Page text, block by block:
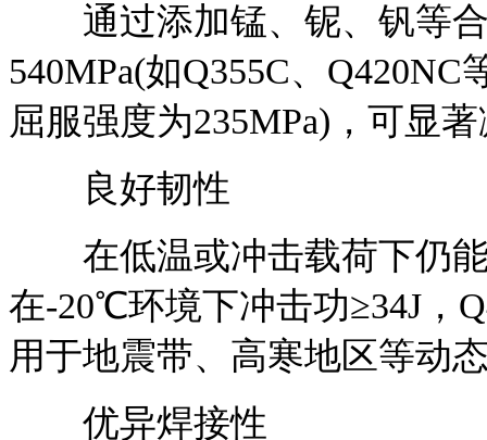
通过添加锰、铌、钒等合
540MPa(如Q355C、
屈服强度为235MPa)，可显
良好韧性
在低温或冲击载荷下仍能
在-20℃环境下冲击功≥34J，
用于地震带、高寒地区等动
优异焊接性